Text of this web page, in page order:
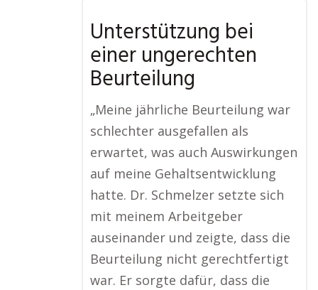
Unterstützung bei
einer ungerechten
Beurteilung
„Meine jährliche Beurteilung war
schlechter ausgefallen als
erwartet, was auch Auswirkungen
auf meine Gehaltsentwicklung
hatte. Dr. Schmelzer setzte sich
mit meinem Arbeitgeber
auseinander und zeigte, dass die
Beurteilung nicht gerechtfertigt
war. Er sorgte dafür, dass die